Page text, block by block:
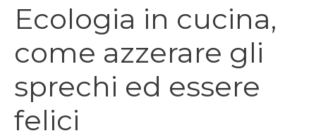
Ecologia in cucina,
come azzerare gli
sprechi ed essere
felici